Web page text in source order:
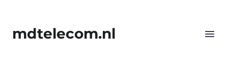
mdtelecom.nl